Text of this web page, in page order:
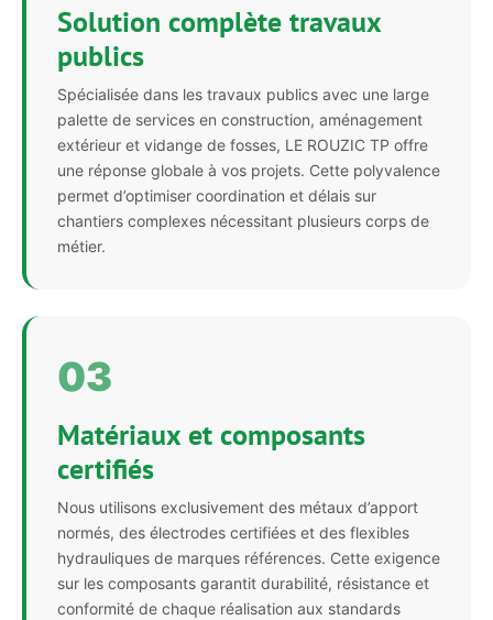
Solution complète travaux
publics
Spécialisée dans les travaux publics avec une large
palette de services en construction, aménagement
extérieur et vidange de fosses, LE ROUZIC TP offre
une réponse globale à vos projets. Cette polyvalence
permet d’optimiser coordination et délais sur
chantiers complexes nécessitant plusieurs corps de
métier.
03
Matériaux et composants
certifiés
Nous utilisons exclusivement des métaux d’apport
normés, des électrodes certifiées et des flexibles
hydrauliques de marques références. Cette exigence
sur les composants garantit durabilité, résistance et
conformité de chaque réalisation aux standards